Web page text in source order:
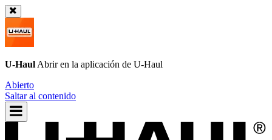
U-Haul Abrir en la aplicación de U-Haul
Abierto
Saltar al contenido